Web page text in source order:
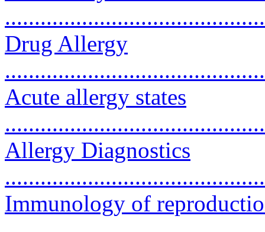
Drug Allergy
Acute allergy states
Allergy Diagnostics
Immunology of